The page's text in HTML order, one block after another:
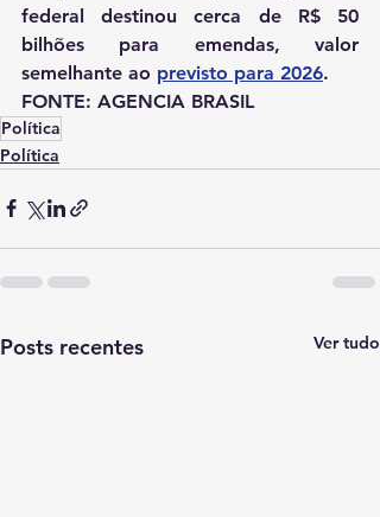
federal destinou cerca de R$ 50
bilhões para emendas, valor
semelhante ao previsto para 2026.
FONTE: AGENCIA BRASIL
Política
Política
Posts recentes Ver tudo